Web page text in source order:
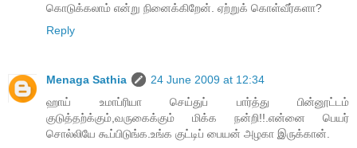
கொடுக்கலாம் என்று நினைக்கிறேன். ஏற்றுக் கொள்வீர்களா?
Reply
Menaga Sathia
24 June 2009 at 12:34
ஹாய் உமாப்ரியா செய்துப் பார்த்து பின்னூட்டம்
குடுத்தற்க்கும்,வருகைக்கும் மிக்க நன்றி!!.என்னை பெயர்
சொல்லியே கூப்பிடுங்க.உங்க குட்டிப் பையன் அழகா இருக்கான்.